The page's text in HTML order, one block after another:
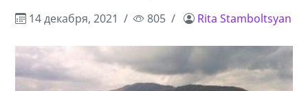
14 декабря, 2021 805 Rita Stamboltsyan